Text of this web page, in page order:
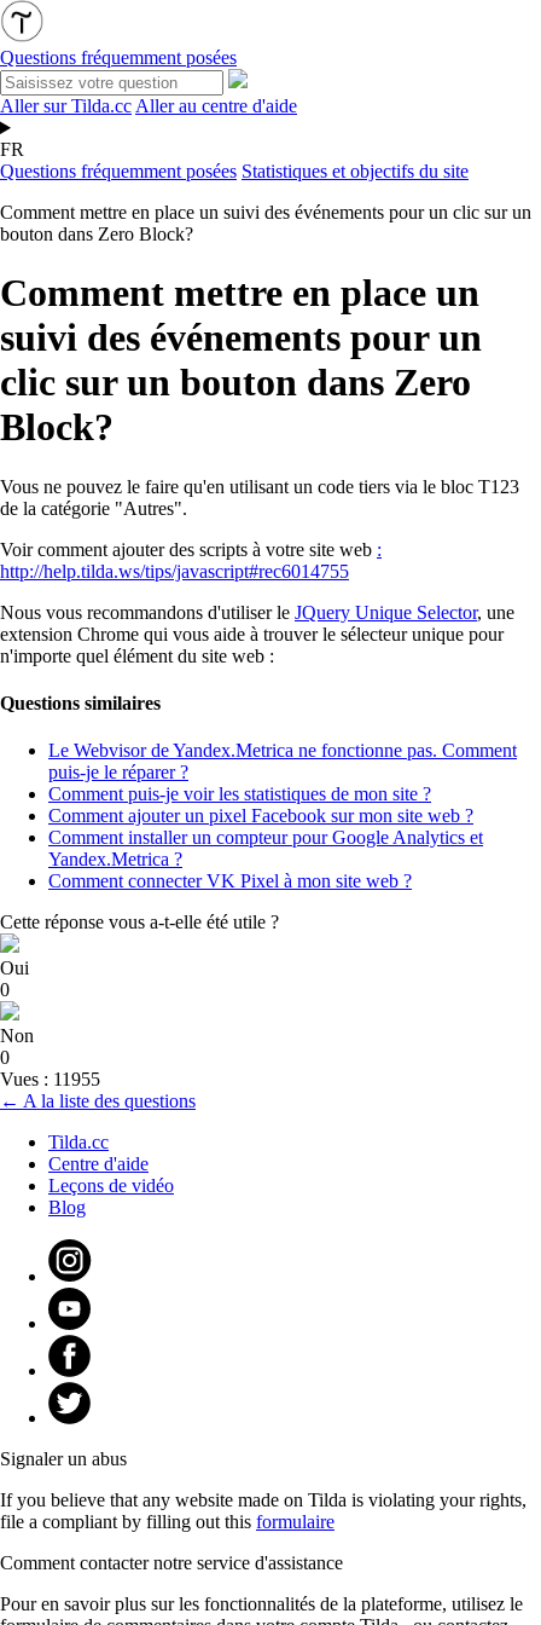
Questions fréquemment posées
Aller sur Tilda.cc Aller au centre d'aide
FR
Questions fréquemment posées Statistiques et objectifs du site
Comment mettre en place un suivi des événements pour un clic sur un
bouton dans Zero Block?
Comment mettre en place un
suivi des événements pour un
clic sur un bouton dans Zero
Block?
Vous ne pouvez le faire qu'en utilisant un code tiers via le bloc T123
de la catégorie "Autres".
Voir comment ajouter des scripts à votre site web :
http://help.tilda.ws/tips/javascript#rec6014755
Nous vous recommandons d'utiliser le JQuery Unique Selector, une
extension Chrome qui vous aide à trouver le sélecteur unique pour
n'importe quel élément du site web :
Questions similaires
Le Webvisor de Yandex.Metrica ne fonctionne pas. Comment
puis-je le réparer ?
Comment puis-je voir les statistiques de mon site ?
Comment ajouter un pixel Facebook sur mon site web ?
Comment installer un compteur pour Google Analytics et
Yandex.Metrica ?
Comment connecter VK Pixel à mon site web ?
Cette réponse vous a-t-elle été utile ?
Oui
0
Non
0
Vues : 11955
← A la liste des questions
Tilda.cc
Centre d'aide
Leçons de vidéo
Blog
Signaler un abus
If you believe that any website made on Tilda is violating your rights,
file a compliant by filling out this formulaire
Comment contacter notre service d'assistance
Pour en savoir plus sur les fonctionnalités de la plateforme, utilisez le